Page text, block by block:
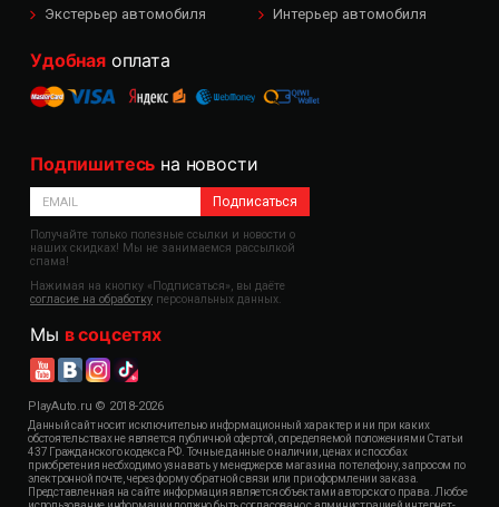
Экстерьер автомобиля Интерьер автомобиля
Удобнаяоплата
Подпишитесь на новости
Подписаться
Получайте только полезные ссылки и новости о
наших скидках! Мы не занимаемся рассылкой
спама!
Нажимая на кнопку «Подписаться», вы даёте
согласие на обработку персональных данных.
Мы в соцсетях
PlayAuto.ru © 2018-2026
Данный сайт носит исключительно информационный характер и ни при каких
обстоятельствах не является публичной офертой, определяемой положениями Статьи
437 Гражданского кодекса РФ. Точные данные о наличии, ценах и способах
приобретения необходимо узнавать у менеджеров магазина по телефону, запросом по
электронной почте, через форму обратной связи или при оформлении заказа.
Представленная на сайте информация является объектами авторского права. Любое